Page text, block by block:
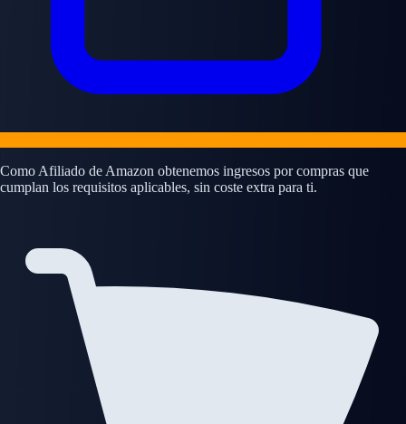
Como Afiliado de Amazon obtenemos ingresos por compras que
cumplan los requisitos aplicables, sin coste extra para ti.